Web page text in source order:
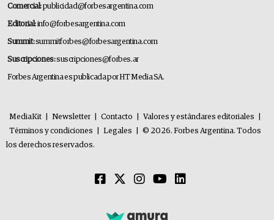
Comercial:publicidad@forbesargentina.com
Editorial:info@forbesargentina.com
Summit:summitforbes@forbesargentina.com
Suscripciones:suscripciones@forbes.ar
Forbes Argentina es publicada por HT Media SA.
MediaKit Newsletter Contacto Valores y estándares editoriales
Términos y condiciones
Legales
© 2026. Forbes Argentina. Todos
los derechos reservados.